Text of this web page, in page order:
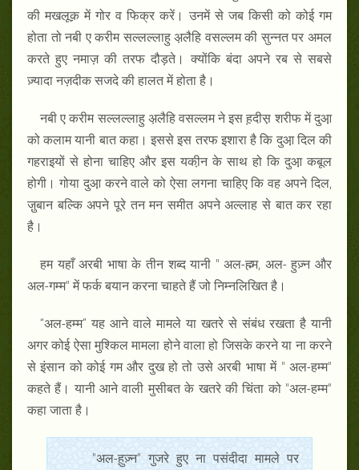
की मखलूक़ में गोर व फिक्र करें। उनमें से जब किसी को कोई गम
होता तो नबी ए करीम सल्लल्लाहु अ़लैहि वसल्लम की सुन्नत पर अमल
करते हुए नमाज़ की तरफ दौड़ते। क्योंकि बंदा अपने रब से सबसे
ज़्यादा नज़दीक सजदे की हालत में होता है।
नबी ए करीम सल्लल्लाहु अ़लैहि वसल्लम ने इस ह़दीस़ शरीफ में दुआ़
को कलाम यानी बात कहा। इससे इस तरफ इशारा है कि दुआ़ दिल की
गहराइयों से होना चाहिए और इस यकी़न के साथ हो कि दुआ़ कबूल
होगी। गोया दुआ़ करने वाले को ऐसा लगना चाहिए कि वह अपने दिल,
जु़बान बल्कि अपने पूरे तन मन समीत अपने अल्लाह से बात कर रहा
है।
हम यहाँ अरबी भाषा के तीन शब्द यानी " अल-ह्म्म, अल- हुज़्न और
अल-गम्म" में फर्क बयान करना चाहते हैं जो निम्नलिखित है।
“अल-हम्म” यह आने वाले मामले या खतरे से संबंध रखता है यानी
अगर कोई ऐसा मुश्किल मामला होने वाला हो जिसके करने या ना करने
से इंसान को कोई गम और दुख हो तो उसे अरबी भाषा में " अल-हम्म"
कहते हैं। यानी आने वाली मुसीबत के खतरे की चिंता को "अल-हम्म"
कहा जाता है।
"अल-ह़ुज़्न" गुजरे हुए ना पसंदीदा मामले पर